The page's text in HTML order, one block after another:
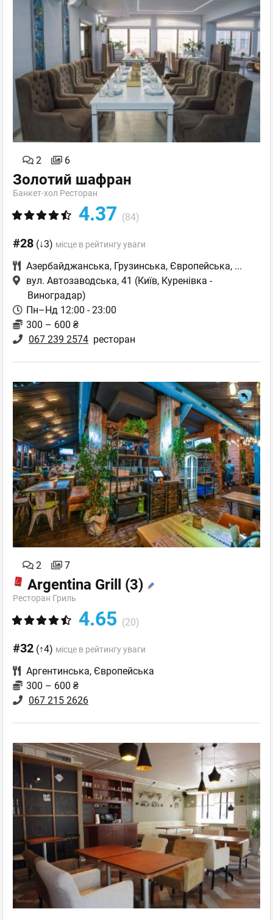
2 6
Золотий шафран
Банкет-хол Ресторан
4.37 (84)
#28 (↓3) місце в рейтингу уваги
Азербайджанська, Грузинська, Європейська, ...
вул. Автозаводська, 41 (Київ, Куренівка -
Виноградар)
Пн–Нд 12:00 - 23:00
300 – 600 ₴
067 239 2574 ресторан
2 7
Argentina Grill (3)
Ресторан Гриль
4.65 (20)
#32 (↑4) місце в рейтингу уваги
Аргентинська, Європейська
300 – 600 ₴
067 215 2626